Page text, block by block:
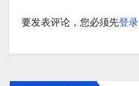
要发表评论，您必须先登录